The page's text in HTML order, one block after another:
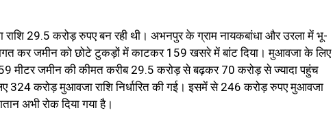
राशि 29.5 करोड़ रुपए बन रही थी। अभनपुर के ग्राम नायकबांधा और उरला में भू-
कर जमीन को छोटे टुकड़ों में काटकर 159 खसरे में बांट दिया। मुआवजा के लिए
मीटर जमीन की कीमत करीब 29.5 करोड़ से बढ़कर 70 करोड़ से ज्यादा पहुंच
324 करोड़ मुआवजा राशि निर्धारित की गई। इसमें से 246 करोड़ रुपए मुआवजा
अभी रोक दिया गया है।